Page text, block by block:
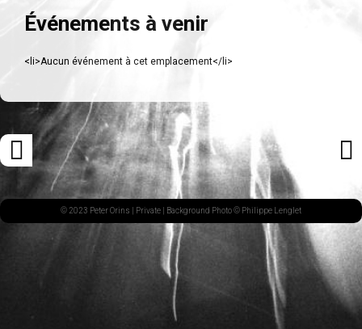
Événements à venir
<li>Aucun événement à cet emplacement</li>
Navigation
des
articles
ARTICLE
PRÉCÉDENT© 2023 Peter Orins | Private | Background Photo © Philippe Lenglet